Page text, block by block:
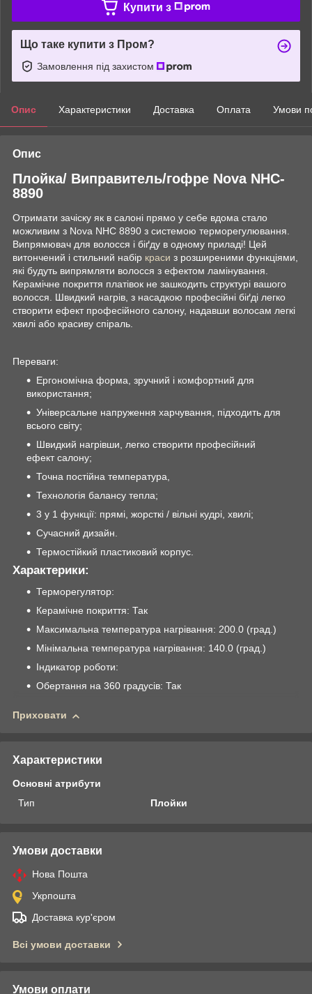
Купити з
Що таке купити з Пром?
Замовлення під захистом
Опис Характеристики Доставка Оплата Умови
Опис
Плойка/ Виправитель/гофре Nova NHC-
8890
Отримати зачіску як в салоні прямо у себе вдома стало
можливим з Nova NHC 8890 з системою терморегулювання.
Випрямювач для волосся і біґду в одному приладі! Цей
витончений і стильний набір краси з розширеними функціями,
які будуть випрямляти волосся з ефектом ламінування.
Керамічне покриття платівок не зашкодить структурі вашого
волосся. Швидкий нагрів, з насадкою професійні біґді легко
створити ефект професійного салону, надавши волосам легкі
хвилі або красиву спіраль.
Переваги:
Ергономічна форма, зручний і комфортний для
використання;
Універсальне напруження харчування, підходить для
всього світу;
Швидкий нагрівши, легко створити професійний
ефект салону;
Точна постійна температура,
Технологія балансу тепла;
3 у 1 функції: прямі, жорсткі / вільні кудрі, хвилі;
Сучасний дизайн.
Термостійкий пластиковий корпус.
Характерики:
Терморегулятор:
Керамічне покриття: Так
Максимальна температура нагрівання: 200.0 (град.)
Мінімальна температура нагрівання: 140.0 (град.)
Індикатор роботи:
Обертання на 360 градусів: Так
Приховати
Характеристики
Основні атрибути
Тип
Плойки
Умови доставки
Нова Пошта
Укрпошта
Доставка кур'єром
Всі умови доставки
Умови оплати